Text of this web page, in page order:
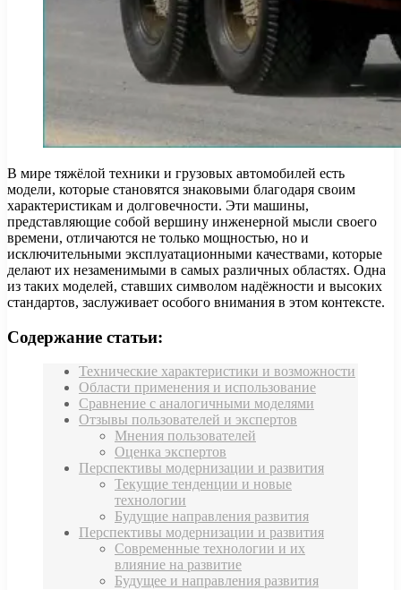
В мире тяжёлой техники и грузовых автомобилей есть
модели, которые становятся знаковыми благодаря своим
характеристикам и долговечности. Эти машины,
представляющие собой вершину инженерной мысли своего
времени, отличаются не только мощностью, но и
исключительными эксплуатационными качествами, которые
делают их незаменимыми в самых различных областях. Одна
из таких моделей, ставших символом надёжности и высоких
стандартов, заслуживает особого внимания в этом контексте.
Содержание статьи:
Технические характеристики и возможности
Области применения и использование
Сравнение с аналогичными моделями
Отзывы пользователей и экспертов
Мнения пользователей
Оценка экспертов
Перспективы модернизации и развития
Текущие тенденции и новые
технологии
Будущие направления развития
Перспективы модернизации и развития
Современные технологии и их
влияние на развитие
Будущее и направления развития